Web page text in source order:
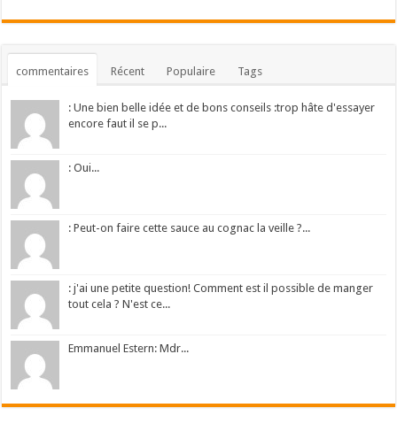
commentaires Récent Populaire Tags
: Une bien belle idée et de bons conseils :trop hâte d'essayer
encore faut il se p...
: Oui...
: Peut-on faire cette sauce au cognac la veille ?...
: j'ai une petite question! Comment est il possible de manger
tout cela ? N'est ce...
Emmanuel Estern: Mdr...